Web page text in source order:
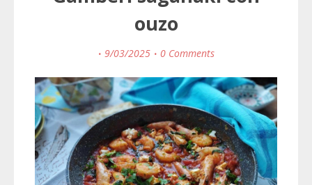
ouzo
9/03/2025 0 Comments